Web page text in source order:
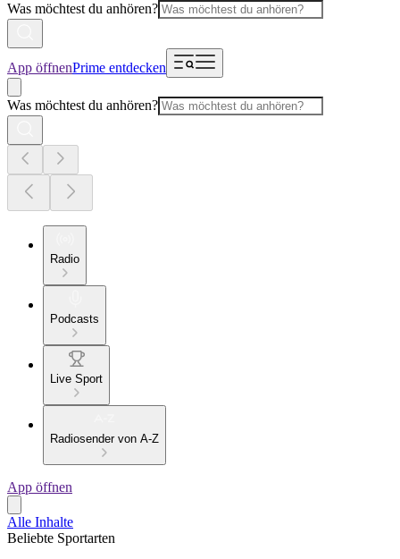
Was möchtest du anhören?
App öffnenPrime entdecken
Was möchtest du anhören?
Radio
Podcasts
Live Sport
Radiosender von A-Z
App öffnen
Alle Inhalte
Beliebte Sportarten